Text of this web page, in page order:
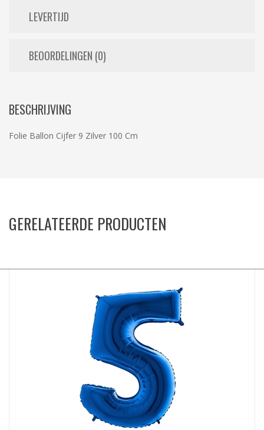
LEVERTIJD
BEOORDELINGEN (0)
BESCHRIJVING
Folie Ballon Cijfer 9 Zilver 100 Cm
GERELATEERDE PRODUCTEN